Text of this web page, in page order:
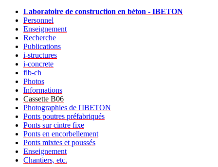
Laboratoire de construction en béton - IBETON
Personnel
Enseignement
Recherche
Publications
i-structures
i-concrete
fib-ch
Photos
Informations
Cassette B06
Photographies de l'IBETON
Ponts poutres préfabriqués
Ponts sur cintre fixe
Ponts en encorbellement
Ponts mixtes et poussés
Enseignement
Chantiers, etc.